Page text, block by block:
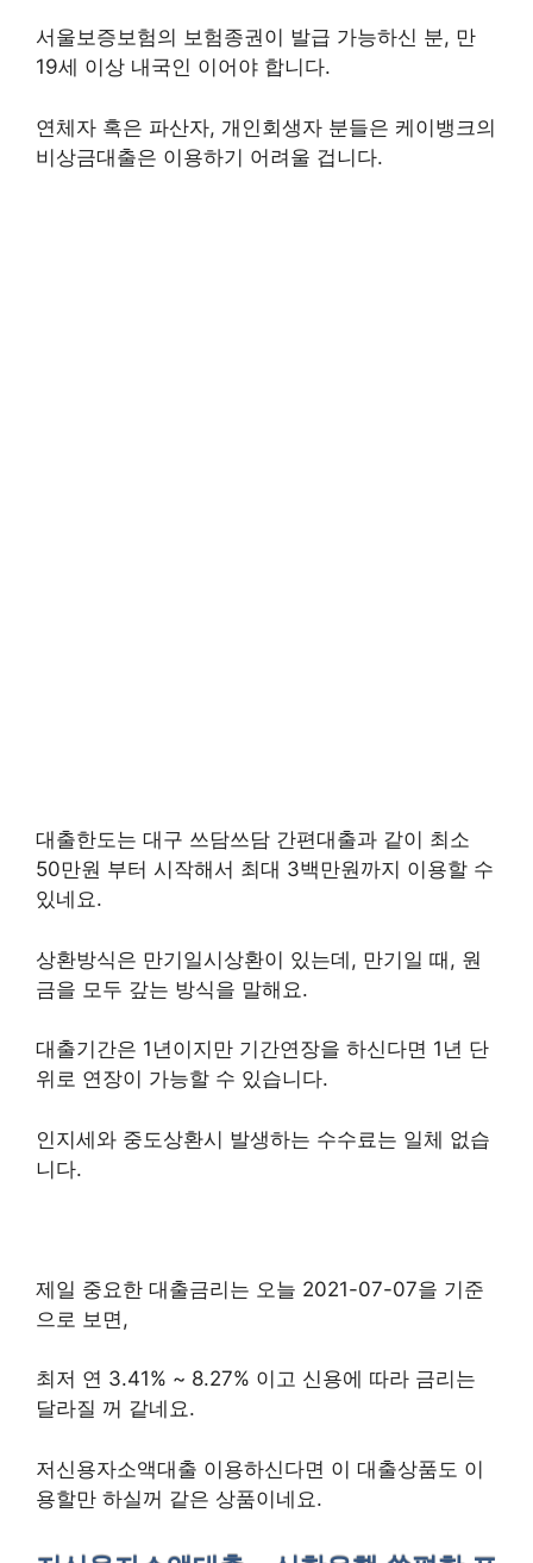
서울보증보험의 보험종권이 발급 가능하신 분, 만
19세 이상 내국인 이어야 합니다.
연체자 혹은 파산자, 개인회생자 분들은 케이뱅크의
비상금대출은 이용하기 어려울 겁니다.
대출한도는 대구 쓰담쓰담 간편대출과 같이 최소
50만원 부터 시작해서 최대 3백만원까지 이용할 수
있네요.
상환방식은 만기일시상환이 있는데, 만기일 때, 원
금을 모두 갚는 방식을 말해요.
대출기간은 1년이지만 기간연장을 하신다면 1년 단
위로 연장이 가능할 수 있습니다.
인지세와 중도상환시 발생하는 수수료는 일체 없습
니다.
제일 중요한 대출금리는 오늘 2021-07-07을 기준
으로 보면,
최저 연 3.41% ~ 8.27% 이고 신용에 따라 금리는
달라질 꺼 같네요.
저신용자소액대출 이용하신다면 이 대출상품도 이
용할만 하실꺼 같은 상품이네요.